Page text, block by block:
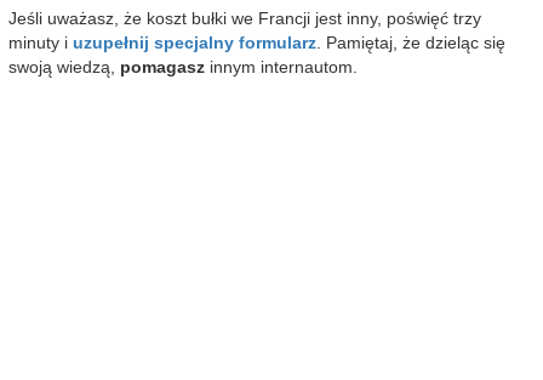
Jeśli uważasz, że koszt bułki we Francji jest inny, poświęć trzy
minuty i uzupełnij specjalny formularz . Pamiętaj, że dzieląc się
swoją wiedzą, pomagasz innym internautom.